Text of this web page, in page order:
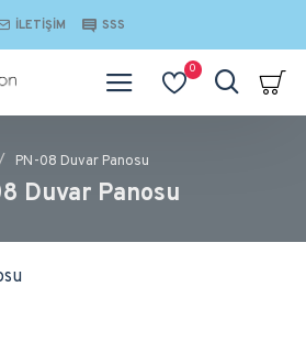
İLETIŞIM SSS
0
PN-08 Duvar Panosu
Duvar Panosu